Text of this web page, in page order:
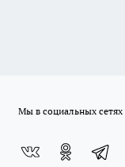
Мы в социальных сетях